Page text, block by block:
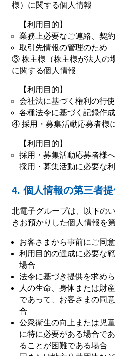
様）に関する個人情報
【利用目的】
業務上必要なご連絡、契
取引先情報の管理のため
③ 株主様（株主様が法人の
に関する個人情報
【利用目的】
会社法に基づく権利の行
各種法令に基づく記録作
④ 採用・募集活動応募者様
【利用目的】
採用・募集活動応募者様
採用・募集活動に必要な
4. 個人情報の第三者
北電子グループは、以下の
きお預かりした個人情報を
お客さまから事前にご同
利用目的の達成に必要な
場合
法令に基づき提供を求め
人の生命、身体または財
であって、お客さまの同
合
公衆衛生の向上または児
に特に必要がある場合で
ることが困難である場合